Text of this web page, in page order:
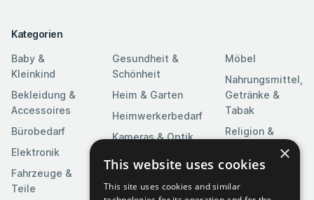
Kategorien
Baby &
Kleinkind
Bekleidung &
Accessoires
Bürobedarf
Elektronik
Fahrzeuge &
Teile
Gesundheit &
Schönheit
Heim & Garten
Heimwerkerbedarf
Kameras & Optik
Kunst &
Unterhaltung
Medien
Möbel
Nahrungsmittel,
Getränke &
Tabak
Religion &
Feierlichkeiten
Software
Spielzeuge &
×
This website uses cookies
This site uses cookies and similar